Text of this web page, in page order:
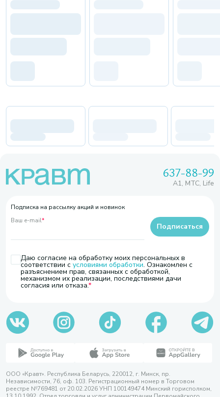
637-88-99
A1, МТС, Life
Подписка на рассылку акций и новинок
Ваш e-mail*
Даю согласие на обработку моих персональных в
соответствии с условиями обработки. Ознакомлен с
разъяснением прав, связанных с обработкой,
механизмом их реализации, последствиями дачи
согласия или отказа.
Подписаться
ООО «Кравт». Республика Беларусь, 220012, г. Минск, пр.
Независимости, 76, оф. 103. Регистрационный номер в Торговом
реестре №769481 от 20.02.2026 УНП 100149474 Минский горисполком,